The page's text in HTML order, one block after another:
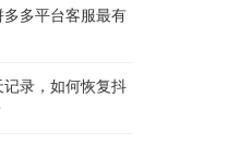
多平台客服最有
录，如何恢复抖